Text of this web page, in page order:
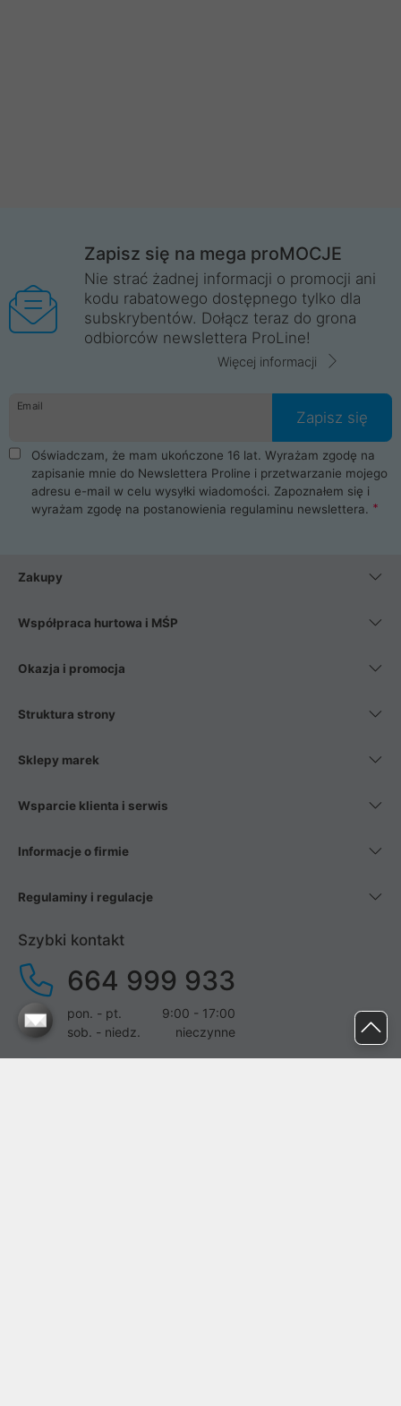
Zapisz się na mega proMOCJE
Nie strać żadnej informacji o promocji ani
kodu rabatowego dostępnego tylko dla
subskrybentów. Dołącz teraz do grona
odbiorców newslettera ProLine!
Więcej informacji
Email
Zapisz się
Oświadczam, że mam ukończone 16 lat. Wyrażam zgodę na
zapisanie mnie do Newslettera Proline i przetwarzanie mojego
adresu e-mail w celu wysyłki wiadomości. Zapoznałem się i
wyrażam zgodę na postanowienia regulaminu newslettera.
Zakupy
Współpraca hurtowa i MŚP
Okazja i promocja
Struktura strony
Sklepy marek
Wsparcie klienta i serwis
Informacje o firmie
Regulaminy i regulacje
Szybki kontakt
664 999 933
pon. - pt.
9:00 - 17:00
sob. - niedz.
nieczynne